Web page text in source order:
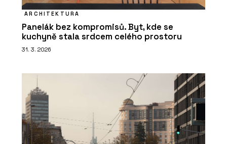
ARCHITEKTURA
Panelák bez kompromisů. Byt, kde se
kuchyně stala srdcem celého prostoru
31. 3. 2026